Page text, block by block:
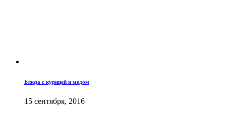
Блюда с курицей и медом
15 сентября, 2016